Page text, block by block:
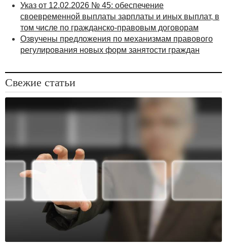
Указ от 12.02.2026 № 45: обеспечение
своевременной выплаты зарплаты и иных выплат, в
том числе по гражданско-правовым договорам
Озвучены предложения по механизмам правового
регулирования новых форм занятости граждан
Свежие статьи